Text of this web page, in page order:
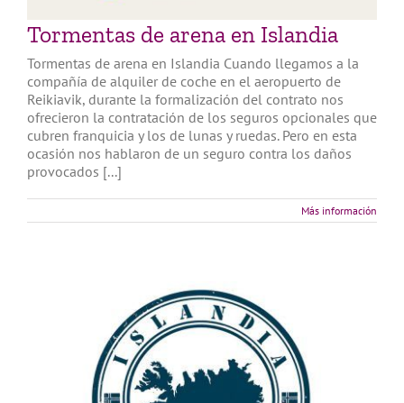
Tormentas de arena en Islandia
Tormentas de arena en Islandia Cuando llegamos a la
compañía de alquiler de coche en el aeropuerto de
Reikiavik, durante la formalización del contrato nos
ofrecieron la contratación de los seguros opcionales que
cubren franquicia y los de lunas y ruedas. Pero en esta
ocasión nos hablaron de un seguro contra los daños
provocados [...]
Más información